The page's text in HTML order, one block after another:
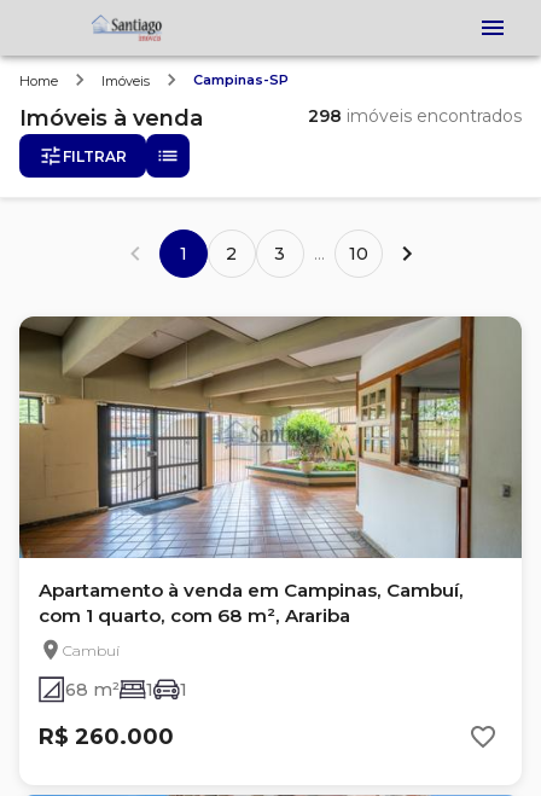
Home Imóveis Campinas-SP
Imóveis à venda 298 imóveis encontrados
FILTRAR
1 2 3 ... 10
Apartamento à venda em Campinas, Cambuí,
com 1 quarto, com 68 m², Arariba
Cambuí
68 m² 1 1
R$ 260.000